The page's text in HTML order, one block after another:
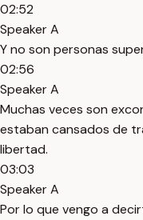
02:52
Speaker A
Y no son personas
02:56
Speaker A
Muchas veces son
estaban cansados de
libertad.
03:03
Speaker A
Por lo que vengo a